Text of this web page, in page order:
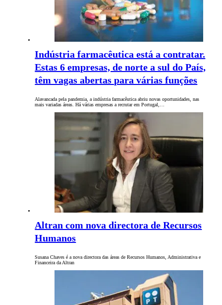
Indústria farmacêutica está a contratar.
Estas 6 empresas, de norte a sul do País,
têm vagas abertas para várias funções
Alavancada pela pandemia, a indústria farmacêutica abriu novas oportunidades, nas
mais variadas áreas. Há várias empresas a recrutar em Portugal,…
Altran com nova directora de Recursos
Humanos
Susana Chaves é a nova directora das áreas de Recursos Humanos, Administrativa e
Financeira da Altran